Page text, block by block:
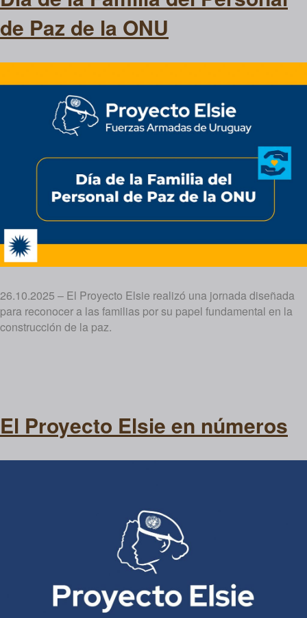
de Paz de la ONU
26.10.2025 – El Proyecto Elsie realizó una jornada diseñada
para reconocer a las familias por su papel fundamental en la
construcción de la paz.
El Proyecto Elsie en números